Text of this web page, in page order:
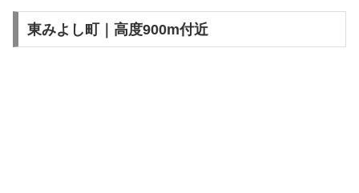
東みよし町｜高度900m付近